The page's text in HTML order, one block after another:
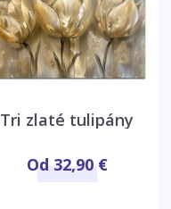
Tri zlaté tulipány
Od 32,90 €